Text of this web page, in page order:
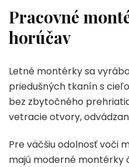
Pracovné
horúčav
Letné montérky sa
priedušných tkanín s
bez zbytočného
vetracie otvory,
Pre väčšiu odolnosť voči
majú moderné montérky